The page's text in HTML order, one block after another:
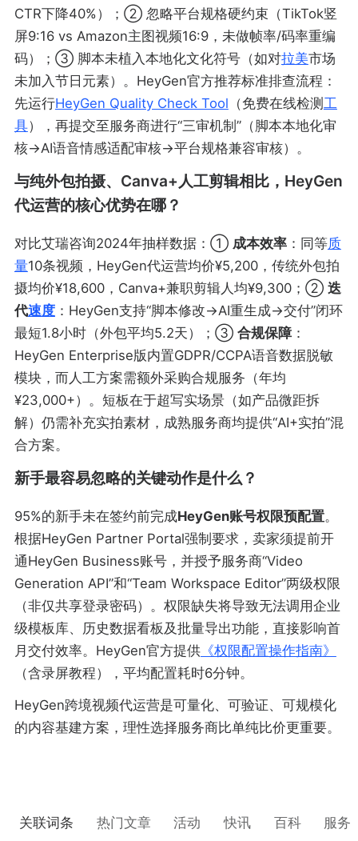
CTR下降40%）；② 忽略平台规格硬约束（TikTok竖
屏9:16 vs Amazon主图视频16:9，未做帧率/码率重编
码）；③ 脚本未植入本地化文化符号（如对拉美市场
未加入节日元素）。HeyGen官方推荐标准排查流程：
先运行HeyGen Quality Check Tool （免费在线检测工
具），再提交至服务商进行“三审机制”（脚本本地化审
核→AI语音情感适配审核→平台规格兼容审核）。
与纯外包拍摄、Canva+人工剪辑相比，HeyGen
代运营的核心优势在哪？
对比艾瑞咨询2024年抽样数据：① 成本效率：同等质
量10条视频，HeyGen代运营均价¥5,200，传统外包拍
摄均价¥18,600，Canva+兼职剪辑人均¥9,300；② 迭
代速度：HeyGen支持“脚本修改→AI重生成→交付”闭环
最短1.8小时（外包平均5.2天）；③ 合规保障：
HeyGen Enterprise版内置GDPR/CCPA语音数据脱敏
模块，而人工方案需额外采购合规服务（年均
¥23,000+）。短板在于超写实场景（如产品微距拆
解）仍需补充实拍素材，成熟服务商均提供“AI+实拍”混
合方案。
新手最容易忽略的关键动作是什么？
95%的新手未在签约前完成HeyGen账号权限预配置。
根据HeyGen Partner Portal强制要求，卖家须提前开
通HeyGen Business账号，并授予服务商“Video
Generation API”和“Team Workspace Editor”两级权限
（非仅共享登录密码）。权限缺失将导致无法调用企业
级模板库、历史数据看板及批量导出功能，直接影响首
月交付效率。HeyGen官方提供《权限配置操作指南》
（含录屏教程），平均配置耗时6分钟。
HeyGen跨境视频代运营是可量化、可验证、可规模化
的内容基建方案，理性选择服务商比单纯比价更重要。
关联词条 热门文章 活动 快讯 百科 服务